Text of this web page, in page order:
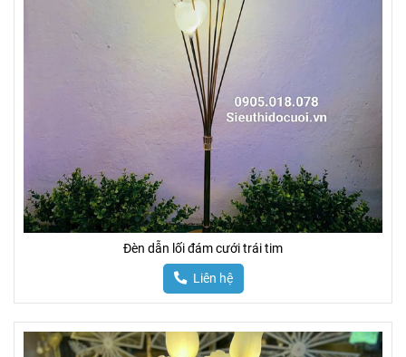
Đèn dẫn lối đám cưới trái tim
Liên hệ